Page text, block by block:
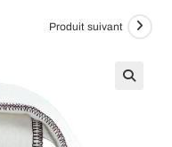
Produit suivant